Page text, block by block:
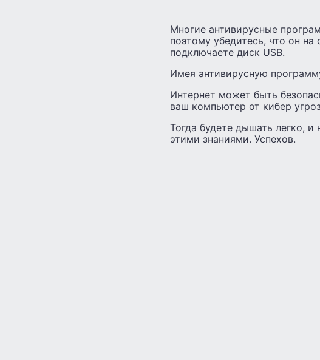
Многие антивирусные
поэтому убедитесь, что он
подключаете диск USB.
Имея антивирусную
Интернет может быть
ваш компьютер от кибер
Тогда будете дышать легко,
этими знаниями. Успехов.